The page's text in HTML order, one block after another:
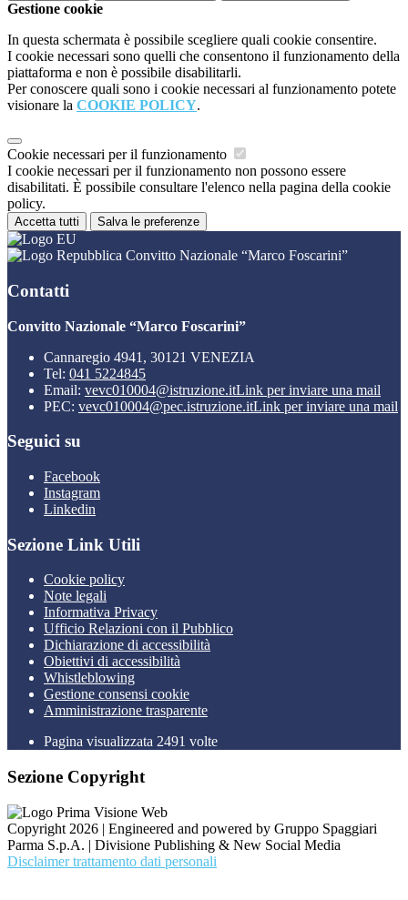
Gestione cookie
In questa schermata è possibile scegliere quali cookie consentire.
I cookie necessari sono quelli che consentono il funzionamento della
piattaforma e non è possibile disabilitarli.
Per conoscere quali sono i cookie necessari al funzionamento potete
visionare la COOKIE POLICY.
Cookie necessari per il funzionamento
I cookie necessari per il funzionamento non possono essere
disabilitati. È possibile consultare l'elenco nella pagina della cookie
policy.
Accetta tutti Salva le preferenze
Convitto Nazionale “Marco Foscarini”
Contatti
Convitto Nazionale “Marco Foscarini”
Cannaregio 4941, 30121 VENEZIA
Tel: 041 5224845
Email: vevc010004@istruzione.itLink per inviare una mail
PEC: vevc010004@pec.istruzione.itLink per inviare una mail
Seguici su
Facebook
Instagram
Linkedin
Sezione Link Utili
Cookie policy
Note legali
Informativa Privacy
Ufficio Relazioni con il Pubblico
Dichiarazione di accessibilità
Obiettivi di accessibilità
Whistleblowing
Gestione consensi cookie
Amministrazione trasparente
Pagina visualizzata 2491 volte
Sezione Copyright
Copyright 2026 | Engineered and powered by Gruppo Spaggiari
Parma S.p.A. | Divisione Publishing & New Social Media
Disclaimer trattamento dati personali